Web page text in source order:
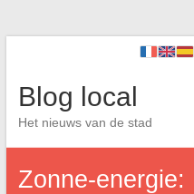
Blog local
Het nieuws van de stad
Zonne-energie: